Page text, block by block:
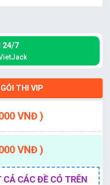
24/7
THI VIP
VNĐ )
VNĐ )
CÁC ĐỀ CÓ TRÊN